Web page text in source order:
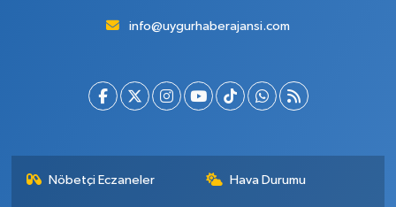
info@uygurhaberajansi.com
Nöbetçi Eczaneler Hava Durumu